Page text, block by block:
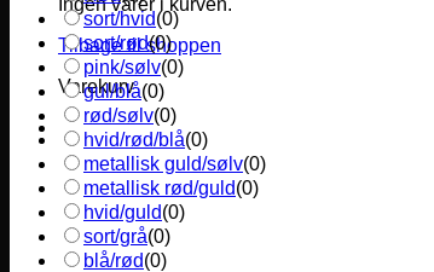
Ingen varer i kurven.
Tilbage til shoppen
Varekurv
sort/hvid(0)
sort/rød(0)
pink/sølv(0)
gul/blå(0)
rød/sølv(0)
hvid/rød/blå(0)
metallisk guld/sølv(0)
metallisk rød/guld(0)
hvid/guld(0)
sort/grå(0)
blå/rød(0)